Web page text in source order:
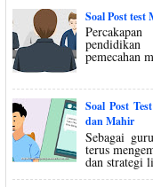
Soal Post
pemecahan
Soal Post
dan Mahir
Sebagai
terus
dan strategi